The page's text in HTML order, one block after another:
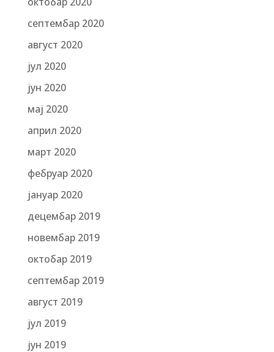
септембар 2020
август 2020
јул 2020
јун 2020
мај 2020
април 2020
март 2020
фебруар 2020
јануар 2020
децембар 2019
новембар 2019
октобар 2019
септембар 2019
август 2019
јул 2019
јун 2019